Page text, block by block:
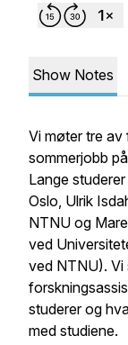
Show Notes
Vi møter tre av
sommerjobb
Lange
Oslo, Ulrik
NTNU og
ved
ved NTNU). Vi
studerer og
med studiene.